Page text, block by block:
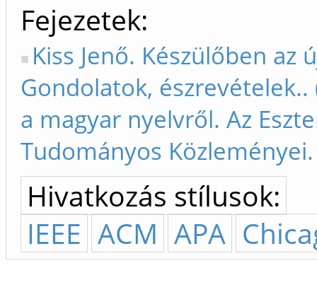
Fejezetek
Kiss Jenő. Készülőben az
Gondolatok,
a magyar nyelvről. Az
Tudományos
Hivatkozás stílusok:
IEEE ACM APA